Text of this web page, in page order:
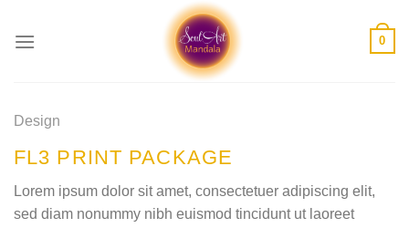
0
Design
FL3 PRINT PACKAGE
Lorem ipsum dolor sit amet, consectetuer adipiscing elit,
sed diam nonummy nibh euismod tincidunt ut laoreet